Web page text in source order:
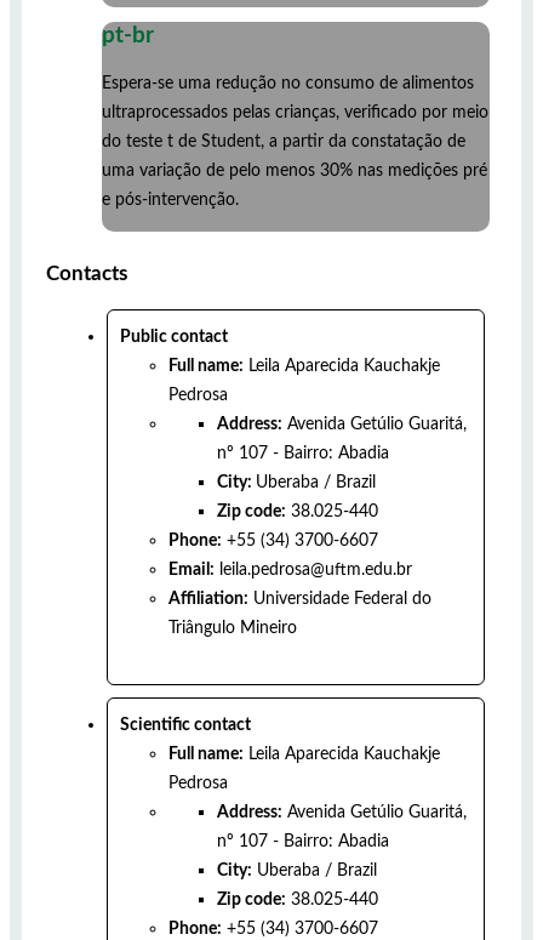
pt-br
Espera-se uma redução no consumo de alimentos
ultraprocessados pelas crianças, verificado por meio
do teste t de Student, a partir da constatação de
uma variação de pelo menos 30% nas medições pré
e pós-intervenção.
Contacts
Public contact
Full name: Leila Aparecida Kauchakje
Pedrosa
Address: Avenida Getúlio Guaritá,
nº 107 - Bairro: Abadia
City: Uberaba / Brazil
Zip code: 38.025-440
Phone: +55 (34) 3700-6607
Email: leila.pedrosa@uftm.edu.br
Affiliation: Universidade Federal do
Triângulo Mineiro
Scientific contact
Full name: Leila Aparecida Kauchakje
Pedrosa
Address: Avenida Getúlio Guaritá,
nº 107 - Bairro: Abadia
City: Uberaba / Brazil
Zip code: 38.025-440
Phone: +55 (34) 3700-6607